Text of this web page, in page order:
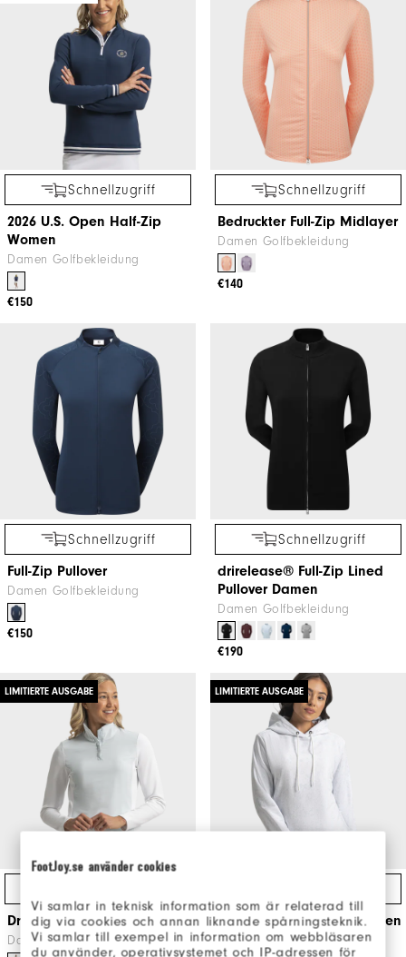
FootJoy.se använder cookies
Vi samlar in teknisk information som är relaterad till
dig via cookies och annan liknande spårningsteknik.
Vi samlar till exempel in information om webbläsaren
du använder, operativsystemet och IP-adressen för
Schnellzugriff
2026 U.S. Open Half-Zip
Women
Damen Golfbekleidung
€150
Schnellzugriff
Bedruckter Full-Zip Midlayer
Damen Golfbekleidung
€140
Schnellzugriff
Full-Zip Pullover
Damen Golfbekleidung
€150
Schnellzugriff
drirelease® Full-Zip Lined
Pullover Damen
Damen Golfbekleidung
€190
LIMITIERTE AUSGABE
Dry Ice Quarter-Zip Women
Damen Golfbekleidung
LIMITIERTE AUSGABE
Dry Ice Crop Hoodie Women
Damen Golfbekleidung